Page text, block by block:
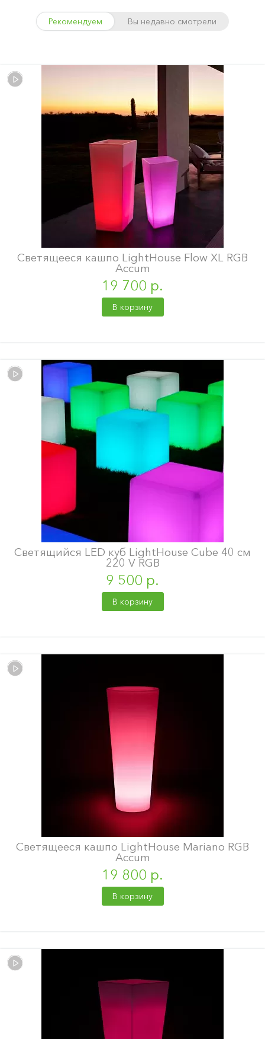
Рекомендуем Вы недавно смотрели
Светящееся кашпо LightHouse Flow XL RGB
Accum
19 700 р.
В корзину
Светящийся LED куб LightHouse Cube 40 см
220 V RGB
9 500 р.
В корзину
Светящееся кашпо LightHouse Mariano RGB
Accum
19 800 р.
В корзину